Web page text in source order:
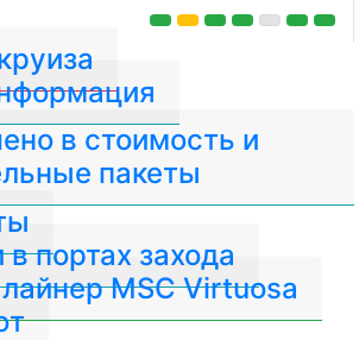
в стоимость и
пакеты
портах захода
MSC Virtuosa